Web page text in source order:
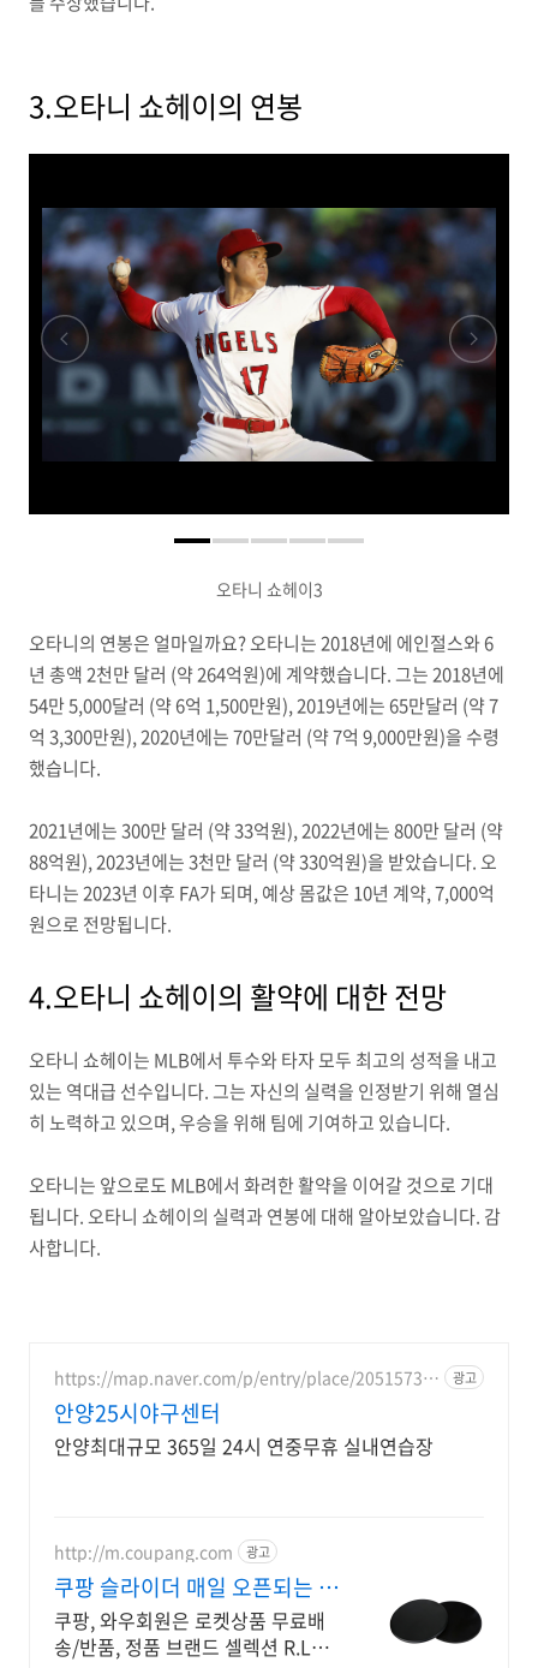
3.오타니 쇼헤이의 연봉
오타니 쇼헤이3
오타니의 연봉은 얼마일까요? 오타니는 2018년에 에인절스와 6
년 총액 2천만 달러 (약 264억원)에 계약했습니다. 그는 2018년에
54만 5,000달러 (약 6억 1,500만원), 2019년에는 65만달러 (약 7
억 3,300만원), 2020년에는 70만달러 (약 7억 9,000만원)을 수령
했습니다.
2021년에는 300만 달러 (약 33억원), 2022년에는 800만 달러 (약
88억원), 2023년에는 3천만 달러 (약 330억원)을 받았습니다. 오
타니는 2023년 이후 FA가 되며, 예상 몸값은 10년 계약, 7,000억
원으로 전망됩니다.
4.오타니 쇼헤이의 활약에 대한 전망
오타니 쇼헤이는 MLB에서 투수와 타자 모두 최고의 성적을 내고
있는 역대급 선수입니다. 그는 자신의 실력을 인정받기 위해 열심
히 노력하고 있으며, 우승을 위해 팀에 기여하고 있습니다.
오타니는 앞으로도 MLB에서 화려한 활약을 이어갈 것으로 기대
됩니다. 오타니 쇼헤이의 실력과 연봉에 대해 알아보았습니다. 감
사합니다.
https://map.naver.com/p/entry/place/20515739
11
광고
안양25시야구센터
안양최대규모 365일 24시 연중무휴 실내연습장
http://m.coupang.com 광고
쿠팡 슬라이더 매일 오픈되는 와
우회원 특가
쿠팡, 와우회원은 로켓상품 무료배
송/반품, 정품 브랜드 셀렉션 R.LUX